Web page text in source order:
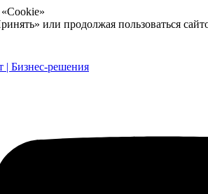
или продолжая пользоваться
| Бизнес-решения